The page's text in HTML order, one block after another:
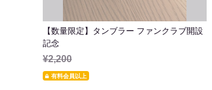
【数量限定】タンブラー ファンクラブ開設
記念
¥2,200
有料会員以上